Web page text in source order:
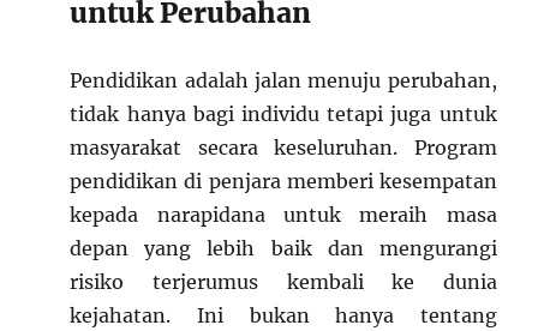
untuk Perubahan
Pendidikan adalah jalan menuju perubahan,
tidak hanya bagi individu tetapi juga untuk
masyarakat secara keseluruhan. Program
pendidikan di penjara memberi kesempatan
kepada narapidana untuk meraih masa
depan yang lebih baik dan mengurangi
risiko terjerumus kembali ke dunia
kejahatan. Ini bukan hanya tentang